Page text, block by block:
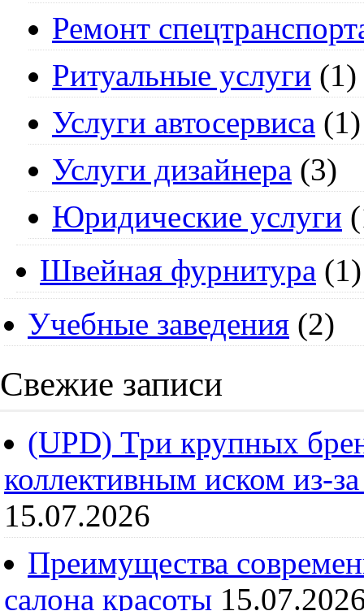
Ремонт
Ритуальные услуги (1)
Услуги автосервиса (1)
Услуги дизайнера (3)
Юридические услуги
Швейная фурнитура (1)
Учебные заведения (2)
Свежие записи
(UPD) Три крупных
коллективным иском из-
15.07.2026
Преимущества
салона красоты